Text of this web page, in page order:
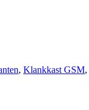
, Klankkast GSM,